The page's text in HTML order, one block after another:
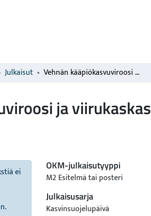
Julkaisut Vehnän kääpiökasvuviroosi ja viirukaskas
ja viirukaskas
ei
OKM-julkaisutyyppi
M2 Esitelmä tai posteri
Julkaisusarja
Kasvinsuojelupäivä